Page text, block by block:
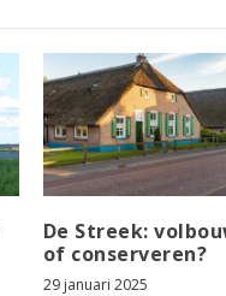
De Streek:
of conserveren?
29 januari 2025